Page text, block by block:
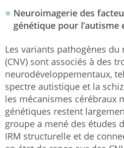
Neuroimagerie des
génétique pour
Les variants pathogènes
(CNV) sont associés à des
neurodéveloppementaux,
spectre autistique et la
les mécanismes cérébraux
génétiques restent
groupe a mené des études
IRM structurelle et de